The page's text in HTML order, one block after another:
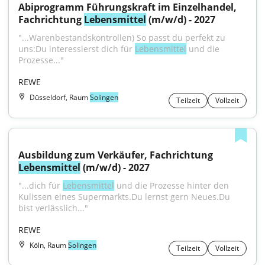
Abiprogramm Führungskraft im Einzelhandel,
Fachrichtung Lebensmittel (m/w/d) - 2027
"...Warenbestandskontrollen) So passt du perfekt zu
uns:Du interessierst dich für Lebensmittel und die
Prozesse..."
REWE
Düsseldorf, RaumSolingen Teilzeit Vollzeit
Lebensmittel (m/w/d) - 2027
"...dich für Lebensmittel und die Prozesse hinter den
Kulissen eines Supermarkts.Du lernst gern Neues.Du
bist verlässlich..."
REWE
Köln, RaumSolingen Teilzeit Vollzeit